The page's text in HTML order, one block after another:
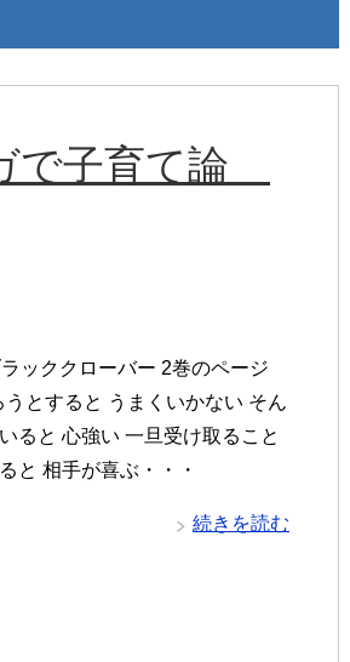
で子育て論
ッククローバー 2巻のページ
とすると うまくいかない そん
ると 心強い 一旦受け取ること
と 相手が喜ぶ・・・
続きを読む